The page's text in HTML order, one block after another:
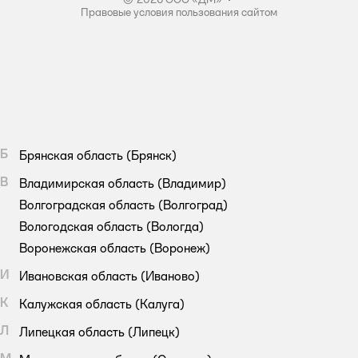
Правовые условия пользования сайтом
Б Брянская область (Брянск)
В
Владимирская область (Владимир)
Волгоградская область (Волгоград)
Вологодская область (Вологда)
Воронежская область (Воронеж)
И
Ивановская область (Иваново)
К
Калужская область (Калуга)
Л
Липецкая область (Липецк)